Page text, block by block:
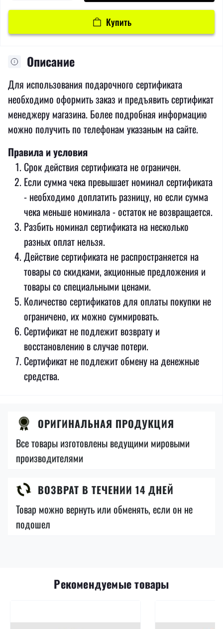
Купить
Описание
Для использования подарочного сертификата
необходимо оформить заказ и предъявить сертификат
менеджеру магазина. Более подробная информацию
можно получить по телефонам указаным на сайте.
Правила и условия
Срок действия сертификата не ограничен.
Если сумма чека превышает номинал сертификата
- необходимо доплатить разницу, но если сумма
чека меньше номинала - остаток не возвращается.
Разбить номинал сертификата на несколько
разных оплат нельзя.
Действие сертификата не распространяется на
товары со скидками, акционные предложения и
товары со специальными ценами.
Количество сертификатов для оплаты покупки не
ограничено, их можно суммировать.
Сертификат не подлежит возврату и
восстановлению в случае потери.
Сертификат не подлежит обмену на денежные
средства.
ОРИГИНАЛЬНАЯ ПРОДУКЦИЯ
Все товары изготовлены ведущими мировыми
производителями
ВОЗВРАТ В ТЕЧЕНИИ 14 ДНЕЙ
Товар можно вернуть или обменять, если он не
подошел
Рекомендуемые товары